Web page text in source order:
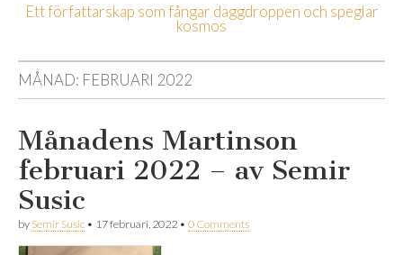
Harry
Martinson-
sällskapet
Ett författarskap som fångar daggdroppen och speglar
kosmos
MÅNAD: FEBRUARI 2022
Månadens Martinson
februari 2022 – av Semir
Susic
by Semir Susic • 17 februari, 2022 • 0 Comments